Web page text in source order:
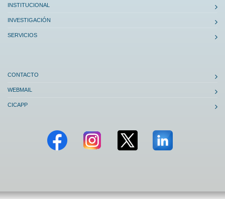
INSTITUCIONAL
INVESTIGACIÓN
SERVICIOS
CONTACTO
WEBMAIL
CICAPP